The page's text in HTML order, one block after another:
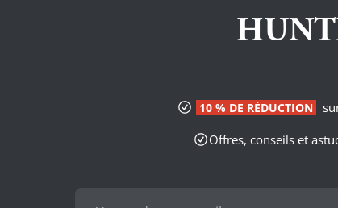
10 % DE RÉDUCTION
Offres, conseils et